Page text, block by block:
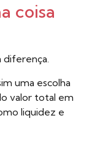
coisa
uma escolha
valor total em
liquidez e